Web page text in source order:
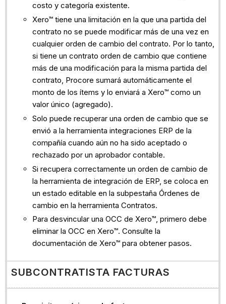
costo y categoría existente.
Xero™ tiene una limitación en la que una partida del
contrato no se puede modificar más de una vez en
cualquier orden de cambio del contrato. Por lo tanto,
si tiene un contrato orden de cambio que contiene
más de una modificación para la misma partida del
contrato, Procore sumará automáticamente el
monto de los ítems y lo enviará a Xero™ como un
valor único (agregado).
Solo puede recuperar una orden de cambio que se
envió a la herramienta integraciones ERP de la
compañía cuando aún no ha sido aceptado o
rechazado por un aprobador contable.
Si recupera correctamente un orden de cambio de
la herramienta de integración de ERP, se coloca en
un estado editable en la subpestaña Órdenes de
cambio en la herramienta Contratos.
Para desvincular una OCC de Xero™, primero debe
eliminar la OCC en Xero™. Consulte la
documentación de Xero™ para obtener pasos.
SUBCONTRATISTA FACTURAS